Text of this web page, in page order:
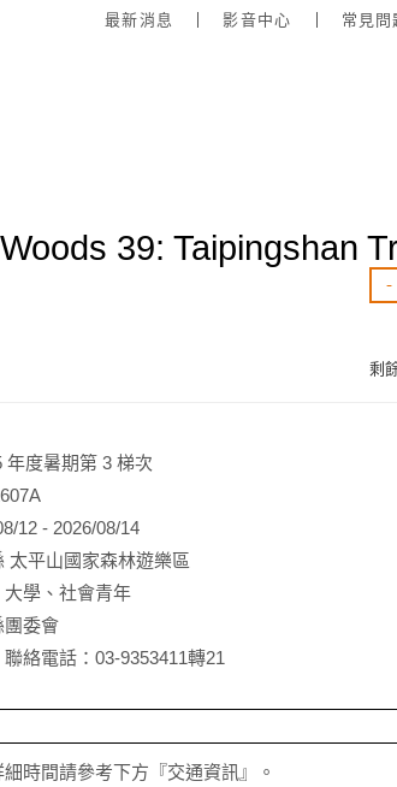
最新消息 影音中心 常見問
39: Taipingshan
-
剩
年度暑期第 3 梯次
12 - 2026/08/14
太平山國家森林遊樂區
學、社會青年
團委會
絡電話：03-9353411轉21
細時間請參考下方『交通資訊』。